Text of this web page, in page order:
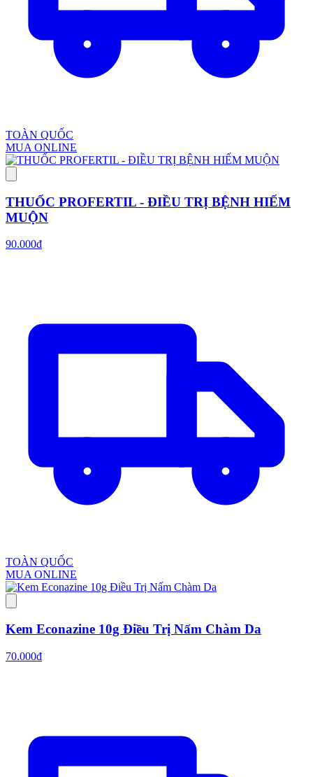
TOÀN QUỐC
MUA ONLINE
THUỐC PROFERTIL - ĐIỀU TRỊ BỆNH HIẾM
MUỘN
90.000đ
TOÀN QUỐC
MUA ONLINE
Kem Econazine 10g Điều Trị Nấm Chàm Da
70.000đ